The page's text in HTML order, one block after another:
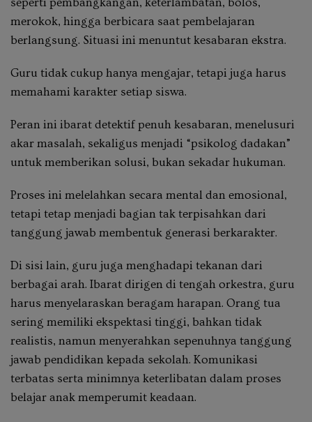
merokok, hingga berbicara saat pembelajaran
berlangsung. Situasi ini menuntut kesabaran ekstra.
Guru tidak cukup hanya mengajar, tetapi juga harus
memahami karakter setiap siswa.
Peran ini ibarat detektif penuh kesabaran, menelusuri
akar masalah, sekaligus menjadi “psikolog dadakan”
untuk memberikan solusi, bukan sekadar hukuman.
Proses ini melelahkan secara mental dan emosional,
tetapi tetap menjadi bagian tak terpisahkan dari
tanggung jawab membentuk generasi berkarakter.
Di sisi lain, guru juga menghadapi tekanan dari
berbagai arah. Ibarat dirigen di tengah orkestra, guru
harus menyelaraskan beragam harapan. Orang tua
sering memiliki ekspektasi tinggi, bahkan tidak
realistis, namun menyerahkan sepenuhnya tanggung
jawab pendidikan kepada sekolah. Komunikasi
terbatas serta minimnya keterlibatan dalam proses
belajar anak memperumit keadaan.